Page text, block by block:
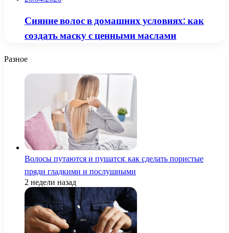
Сияние волос в домашних условиях: как
создать маску с ценными маслами
Разное
Волосы путаются и пушатся: как сделать пористые
пряди гладкими и послушными
2 недели назад